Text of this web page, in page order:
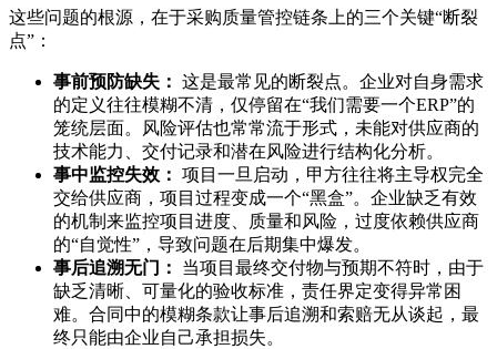
这些问题的根源，在于采购质量管控链条上的三个关键“断裂
点”：
事前预防缺失： 这是最常见的断裂点。企业对自身需求
的定义往往模糊不清，仅停留在“我们需要一个ERP”的
笼统层面。风险评估也常常流于形式，未能对供应商的
技术能力、交付记录和潜在风险进行结构化分析。
事中监控失效： 项目一旦启动，甲方往往将主导权完全
交给供应商，项目过程变成一个“黑盒”。企业缺乏有效
的机制来监控项目进度、质量和风险，过度依赖供应商
的“自觉性”，导致问题在后期集中爆发。
事后追溯无门：
当项目最终交付物与预期不符时，由于
缺乏清晰、可量化的验收标准，责任界定变得异常困
难。合同中的模糊条款让事后追溯和索赔无从谈起，最
终只能由企业自己承担损失。